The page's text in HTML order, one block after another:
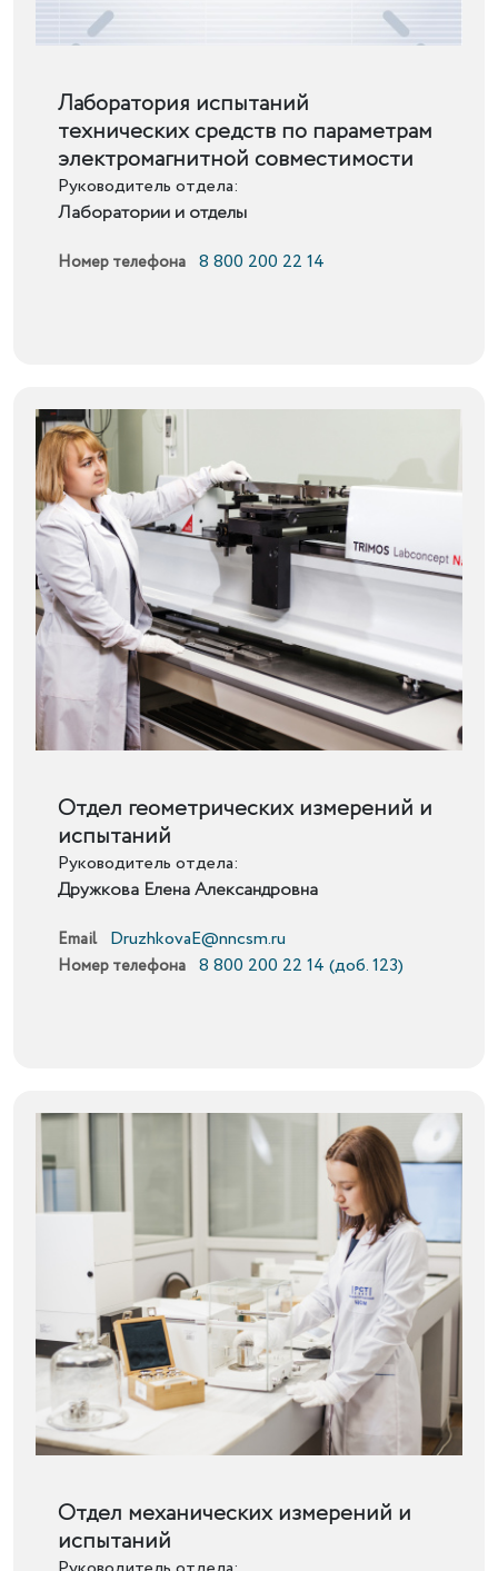
Подробнее
Лаборатория испытаний
технических средств по параметрам
электромагнитной совместимости
Руководитель отдела:
Лаборатории и отделы
Номер телефона 8 800 200 22 14
Подробнее
Отдел геометрических измерений и
испытаний
Руководитель отдела:
Дружкова Елена Александровна
Email DruzhkovaE@nncsm.ru
Номер телефона 8 800 200 22 14 (доб. 123)
Подробнее
Отдел механических измерений и
испытаний